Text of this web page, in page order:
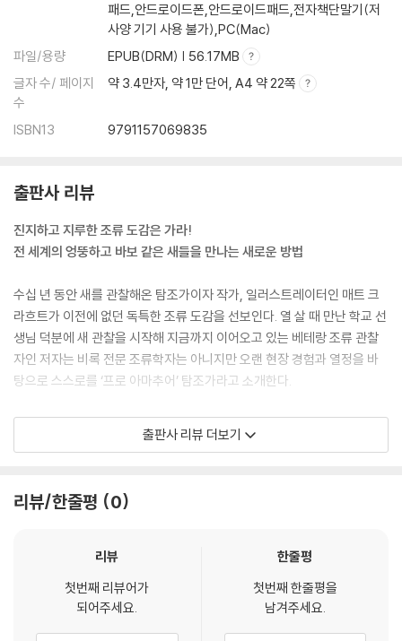
패드,안드로이드폰,안드로이드패드,전자책단말기(저
사양 기기 사용 불가),PC(Mac)
파일/용량
EPUB(DRM) | 56.17MB
글자 수/ 페이지
수
약 3.4만자, 약 1만 단어, A4 약 22쪽
ISBN13 9791157069835
출판사 리뷰
진지하고 지루한 조류 도감은 가라!
전 세계의 엉뚱하고 바보 같은 새들을 만나는 새로운 방법
수십 년 동안 새를 관찰해온 탐조가이자 작가, 일러스트레이터인 매트 크
라흐트가 이전에 없던 독특한 조류 도감을 선보인다. 열 살 때 만난 학교 선
생님 덕분에 새 관찰을 시작해 지금까지 이어오고 있는 베테랑 조류 관찰
자인 저자는 비록 전문 조류학자는 아니지만 오랜 현장 경험과 열정을 바
탕으로 스스로를 ‘프로 아마추어’ 탐조가라고 소개한다.
이 책은 과학자들이 깐깐한 조류 애호가들과 탐조가들을 위해 쓴 진지하고
지루한 조류 도감과는 정반대다. 책을 펼치기로 마음먹었다면 분포구가 어
의 일곱 가지 분류 기준을 만들었다. ‘전형적인 새들’, ‘뒷마당의 꼴통들’, ‘벌
가의 멍청이들과 꺽다리들’, ‘살상 기계들’처럼 개그감 충만한 직관적인 분
가리처럼 우리나라에서 볼 수 있는 새들도 있다. 혹시 아는가? 길을 걷다
보면 책에서 본 녀석들을 직접 마주할지도 모른다.
출판사 리뷰 더보기
리뷰/한줄평 0
리뷰
첫번째 리뷰어가
되어주세요.
한줄평
첫번째 한줄평을
남겨주세요.